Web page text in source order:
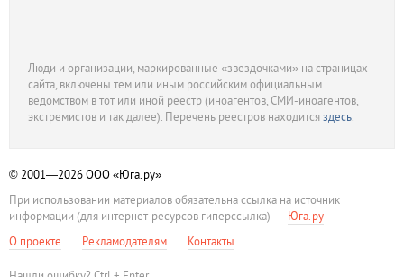
Люди и организации, маркированные «звездочками» на страницах
сайта, включены тем или иным российским официальным
ведомством в тот или иной реестр (иноагентов, СМИ-иноагентов,
экстремистов и так далее). Перечень реестров находитсяздесь.
© 2001—2026ООО «Юга.ру»
При использовании материалов обязательна ссылка на источник
информации (для интернет-ресурсов гиперссылка) — Юга.ру
О проекте
Рекламодателям Контакты